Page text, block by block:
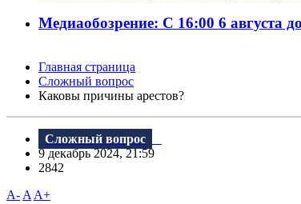
Медиаобозрение: С 16:00 6 августа
Главная страница
Сложный вопрос
Каковы причины арестов?
Сложный вопрос
9 декабрь 2024, 21:59
2842
A- A A+